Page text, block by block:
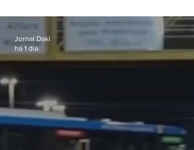
passagens
Jornal Daki
há 1 dia